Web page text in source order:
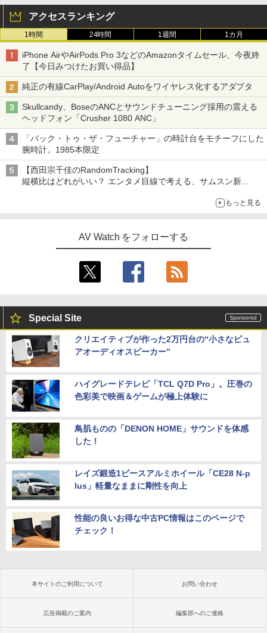
アクセスランキング
1時間 24時間 1週間 1カ月
iPhone AirやAirPods Pro 3などのAmazonタイムセール、今夜終
了【今日みつけたお買い得品】
純正の有線CarPlay/Android Autoをワイヤレス化するアダプタ
Skullcandy、BoseのANCとサウンドチューニング採用の震える
ヘッドフォン「Crusher 1080 ANC」
「バック・トゥ・ザ・フューチャー」の時計台をモチーフにした
腕時計。1985本限定
【西田宗千佳のRandomTracking】
縦横比はどれがいい？ エンタメ目線で考える、サムスン新
もっと見る
AV Watch をフォローする
Special Site
クリエイティブが作った2万円台の“小さなピュ
アオーディオスピーカー”
ハイグレードテレビ「TCL Q7D Pro」。圧巻の
色彩美で映画＆ゲームが極上体験に
鳥肌ものの「DENON HOME」サウンドを体感
した！
レイズ鍛造1ピースアルミホイール「CE28 N-p
lus」軽量なままに剛性を向上
性能の良いお得な中古PC情報はこのページで
チェック！
本サイトのご利用について お問い合わせ
広告掲載のご案内 編集部へのご連絡